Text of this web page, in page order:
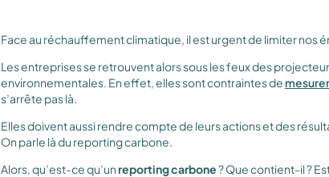
Face au réchauffement climatique, il est urgent de limiter nos
Les entreprises se retrouvent alors sous les feux des
environnementales. En effet, elles sont contraintes de
s’arrête pas là.
Elles doivent aussi rendre compte de leurs actions et des
On parle là du reporting carbone.
Alors, qu’est-ce qu’unreporting carbone? Que contient-il ?